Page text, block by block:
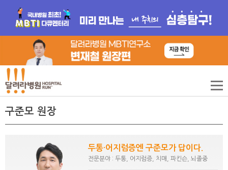
구준모 원장
두통·어지럼증엔 구준모가 답이다.
전문분야 : 두통, 어지럼증, 치매, 파킨슨, 뇌졸중